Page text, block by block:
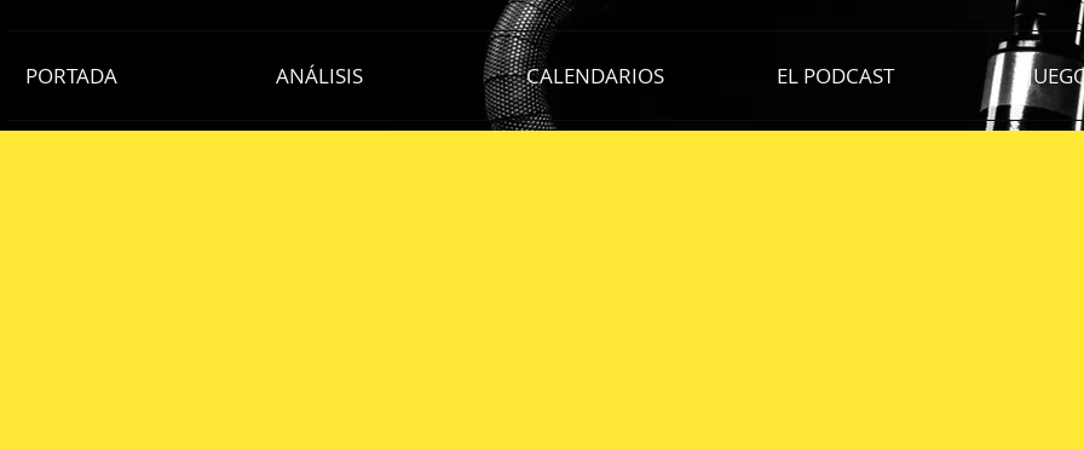
PORTADA ANÁLISIS CALENDARIOS EL PODCAST